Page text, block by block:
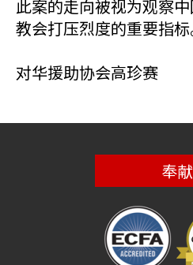
此案的走向被视为观察
教会打压烈度的重要指标
对华援助协会高珍赛
奉献